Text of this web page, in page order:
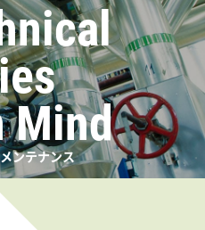
Mind
ンテナンス